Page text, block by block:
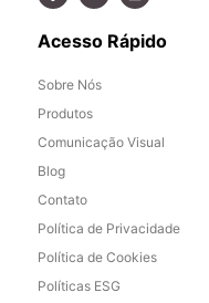
Acesso Rápido
Sobre Nós
Produtos
Comunicação Visual
Blog
Contato
Política de Privacidade
Política de Cookies
Políticas ESG